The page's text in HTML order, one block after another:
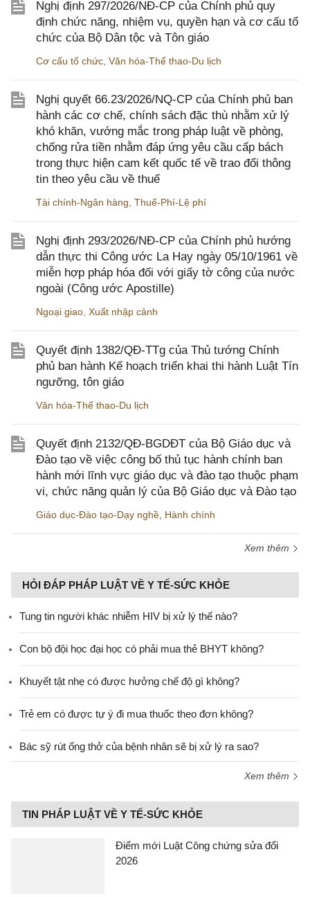
Nghị định 297/2026/NĐ-CP của Chính phủ quy
định chức năng, nhiệm vụ, quyền hạn và cơ cấu tổ
chức của Bộ Dân tộc và Tôn giáo
Cơ cấu tổ chức Văn hóa-Thể thao-Du lịch
Nghị quyết 66.23/2026/NQ-CP của Chính phủ ban
hành các cơ chế, chính sách đặc thù nhằm xử lý
khó khăn, vướng mắc trong pháp luật về phòng,
chống rửa tiền nhằm đáp ứng yêu cầu cấp bách
trong thực hiện cam kết quốc tế về trao đổi thông
tin theo yêu cầu về thuế
Tài chính-Ngân hàng Thuế-Phí-Lệ phí
Nghị định 293/2026/NĐ-CP của Chính phủ hướng
dẫn thực thi Công ước La Hay ngày 05/10/1961 về
miễn hợp pháp hóa đối với giấy tờ công của nước
ngoài (Công ước Apostille)
Ngoại giao Xuất nhập cảnh
Quyết định 1382/QĐ-TTg của Thủ tướng Chính
phủ ban hành Kế hoạch triển khai thi hành Luật Tín
ngưỡng, tôn giáo
Văn hóa-Thể thao-Du lịch
Quyết định 2132/QĐ-BGDĐT của Bộ Giáo dục và
Đào tạo về việc công bố thủ tục hành chính ban
hành mới lĩnh vực giáo dục và đào tạo thuộc phạm
vi, chức năng quản lý của Bộ Giáo dục và Đào tạo
Giáo dục-Đào tạo-Dạy nghề Hành chính
Xem thêm
HỎI ĐÁP PHÁP LUẬT VỀ Y TẾ-SỨC KHỎE
Tung tin người khác nhiễm HIV bị xử lý thế nào?
Con bộ đội học đại học có phải mua thẻ BHYT không?
Khuyết tật nhẹ có được hưởng chế độ gì không?
Trẻ em có được tự ý đi mua thuốc theo đơn không?
Bác sỹ rút ống thở của bệnh nhân sẽ bị xử lý ra sao?
Xem thêm
TIN PHÁP LUẬT VỀ Y TẾ-SỨC KHỎE
Điểm mới Luật Công chứng sửa đổi
2026